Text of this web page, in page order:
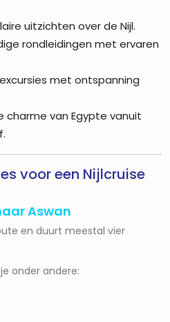
uitzichten over de Nijl.
rondleidingen met ervaren
met ontspanning
charme van Egypte vanuit
voor een Nijlcruise
Aswan
en duurt meestal vier
onder andere: